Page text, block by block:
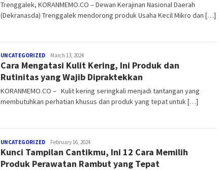
Trenggalek, KORANMEMO.CO – Dewan Kerajinan Nasional Daerah
(Dekranasda) Trenggalek mendorong produk Usaha Kecil Mikro dan […]
UNCATEGORIZEDanggada
March 13, 2024
Cara Mengatasi Kulit Kering, Ini Produk dan
Rutinitas yang Wajib Dipraktekkan
KORANMEMO.CO – Kulit kering seringkali menjadi tantangan yang
membutuhkan perhatian khusus dan produk yang tepat untuk […]
UNCATEGORIZEDanggada
February 16, 2024
Kunci Tampilan Cantikmu, Ini 12 Cara Memilih
Produk Perawatan Rambut yang Tepat